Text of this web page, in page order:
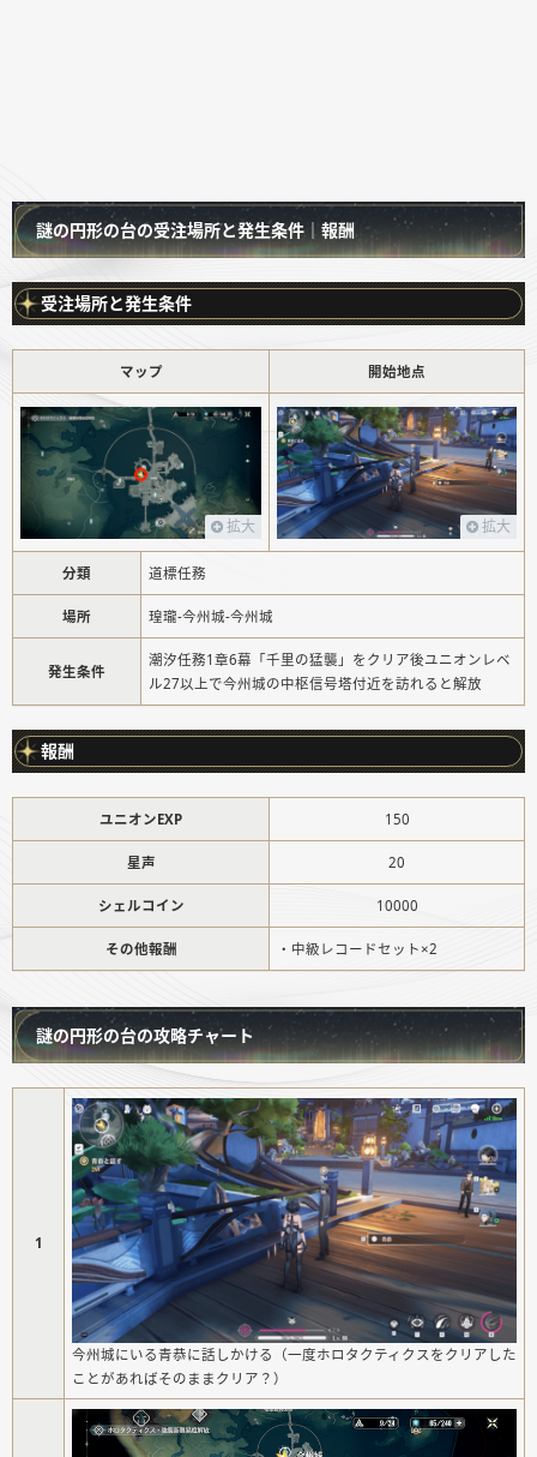
謎の円形の台の受注場所と発生条件｜報酬
受注場所と発生条件
マップ 開始地点
拡大 拡大
分類 道標任務
場所 瑝瓏-今州城-今州城
発生条件
潮汐任務1章6幕「千里の猛襲」をクリア後ユニオンレベ
ル27以上で今州城の中枢信号塔付近を訪れると解放
報酬
ユニオンEXP 150
星声 20
シェルコイン 10000
その他報酬 ・中級レコードセット×2
謎の円形の台の攻略チャート
1
今州城にいる青恭に話しかける（一度ホロタクティクスをクリアした
ことがあればそのままクリア？）